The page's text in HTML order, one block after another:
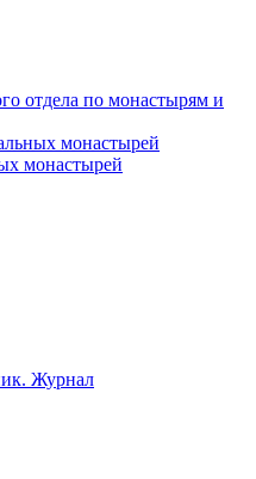
отдела по монастырям и
монастырей
монастырей
Журнал